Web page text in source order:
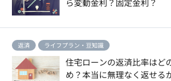
返済 ライフプラン・豆知識
住宅ローンの返済比率はど
め？本当に無理なく返せる